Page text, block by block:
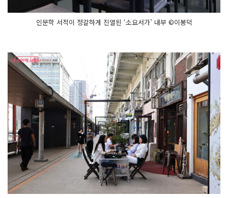
인문학 서적이 정갈하게 진열된 ‘소요서가’ 내부 ©이봉덕